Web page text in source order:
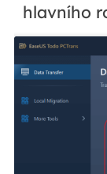
hlavního